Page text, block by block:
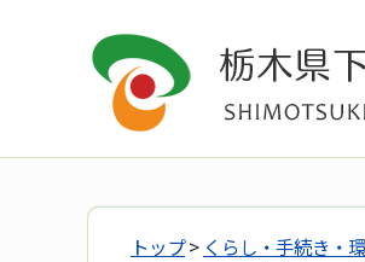
トップ> くらし・手続き・